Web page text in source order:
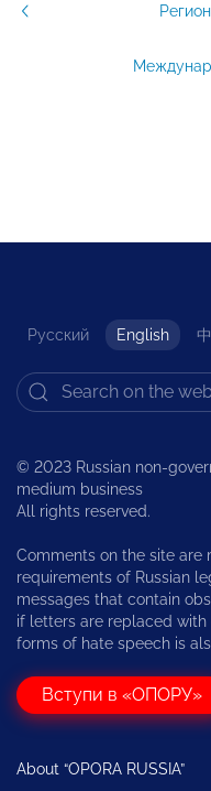
Русский English
© 2023 Russian non-
medium business
All rights reserved.
Comments on the site
requirements of Russian
messages that contain
if letters are replaced with
forms of hate speech is
Вступи в «ОПОРУ»
About “OPORA RUSSIA”